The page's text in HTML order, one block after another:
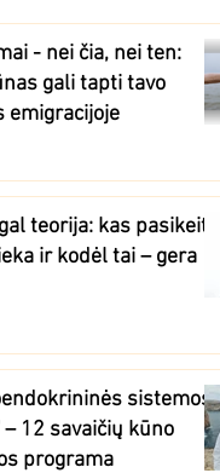
- nei čia, nei ten:
gali tapti tavo
emigracijoje
teorija: kas pasikeitė,
ir kodėl tai – gera
sistemos
– 12 savaičių kūno
programa